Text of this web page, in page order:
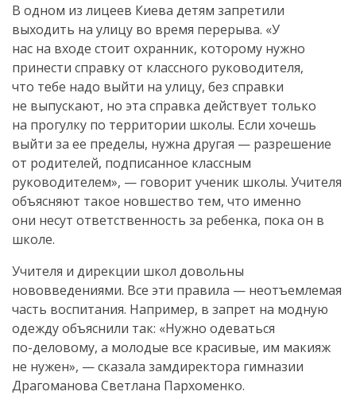
В одном из лицеев Киева детям запретили
выходить на улицу во время перерыва. «У
нас на входе стоит охранник, которому нужно
принести справку от классного руководителя,
что тебе надо выйти на улицу, без справки
не выпускают, но эта справка действует только
на прогулку по территории школы. Если хочешь
выйти за ее пределы, нужна другая — разрешение
от родителей, подписанное классным
руководителем», — говорит ученик школы. Учителя
объясняют такое новшество тем, что именно
они несут ответственность за ребенка, пока он в
школе.
Учителя и дирекции школ довольны
нововведениями. Все эти правила — неотъемлемая
часть воспитания. Например, в запрет на модную
одежду объяснили так: «Нужно одеваться
по-деловому, а молодые все красивые, им макияж
не нужен», — сказала замдиректора гимназии
Драгоманова Светлана Пархоменко.